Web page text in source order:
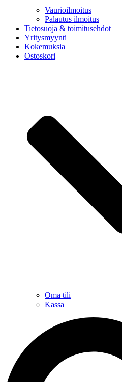
Vaurioilmoitus
Palautus ilmoitus
Tietosuoja & toimitusehdot
Yritysmyynti
Kokemuksia
Ostoskori
Oma tili
Kassa